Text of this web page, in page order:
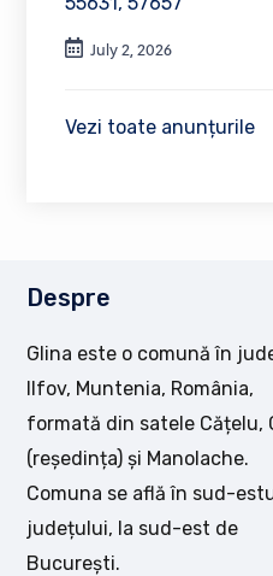
July 2, 2026
Vezi toate anunțurile
Despre
Glina este o comună în
Ilfov, Muntenia, România,
formată din satele Cățelu,
(reședința) și Manolache.
Comuna se află în sud-
județului, la sud-est de
București.